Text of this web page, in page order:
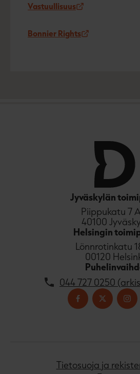
Vastuullisuus
Bonnier Rights
Jyväskylän
Piippukatu 7
40100
Helsingin
Lönnrotinkatu
00120
044 727 0250
Tietosuoja ja